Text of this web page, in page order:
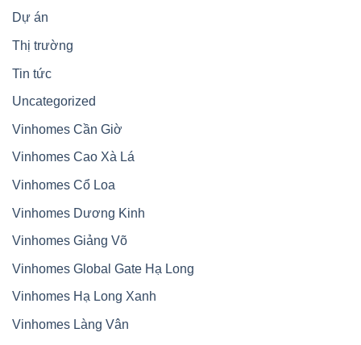
Dự án
Thị trường
Tin tức
Uncategorized
Vinhomes Cần Giờ
Vinhomes Cao Xà Lá
Vinhomes Cổ Loa
Vinhomes Dương Kinh
Vinhomes Giảng Võ
Vinhomes Global Gate Hạ Long
Vinhomes Hạ Long Xanh
Vinhomes Làng Vân